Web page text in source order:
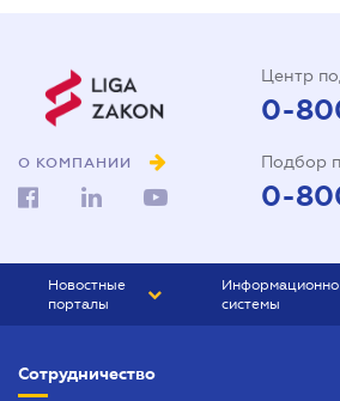
О КОМПАНИИ
Центр
0-
Подбор
0-
Новостные
порталы
БИЗНЕС
системы
Сотрудничество